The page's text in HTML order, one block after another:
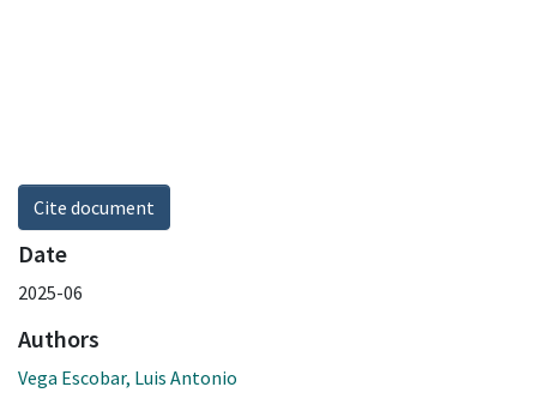
Cite document
Date
2025-06
Authors
Vega Escobar, Luis Antonio